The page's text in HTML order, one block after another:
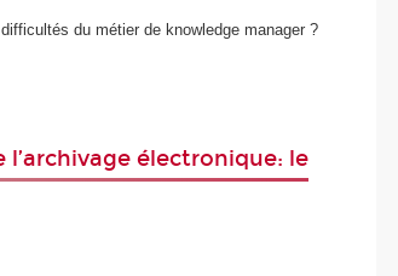
du métier de knowledge manager ?
électronique: le